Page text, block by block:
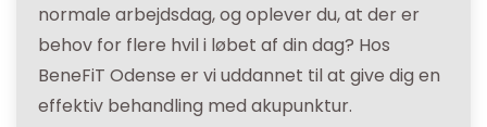
normale arbejdsdag, og oplever du, at der er
behov for flere hvil i løbet af din dag? Hos
BeneFiT Odense er vi uddannet til at give dig en
effektiv behandling med akupunktur.